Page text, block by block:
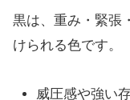
黒は、重み・緊張
けられる色です。
威圧感や強い